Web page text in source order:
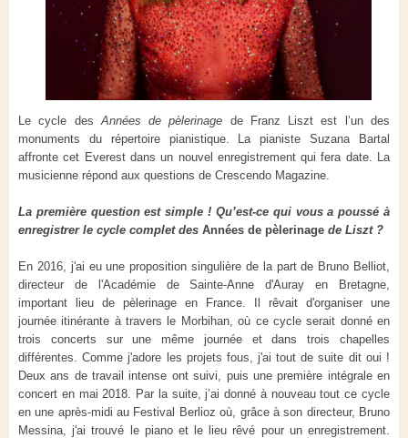
Le cycle des Années de pèlerinage de Franz Liszt est l’un des
monuments du répertoire pianistique. La pianiste Suzana Bartal
affronte cet Everest dans un nouvel enregistrement qui fera date. La
musicienne répond aux questions de Crescendo Magazine.
La première question est simple ! Qu’est-ce qui vous a poussé à
enregistrer le cycle complet des Années de pèlerinage de Liszt ?
En 2016, j'ai eu une proposition singulière de la part de Bruno Belliot,
directeur de l'Académie de Sainte-Anne d'Auray en Bretagne,
important lieu de pèlerinage en France. Il rêvait d'organiser une
journée itinérante à travers le Morbihan, où ce cycle serait donné en
trois concerts sur une même journée et dans trois chapelles
différentes. Comme j'adore les projets fous, j'ai tout de suite dit oui !
Deux ans de travail intense ont suivi, puis une première intégrale en
concert en mai 2018. Par la suite, j’ai donné à nouveau tout ce cycle
en une après-midi au Festival Berlioz où, grâce à son directeur, Bruno
Messina, j'ai trouvé le piano et le lieu rêvé pour un enregistrement.